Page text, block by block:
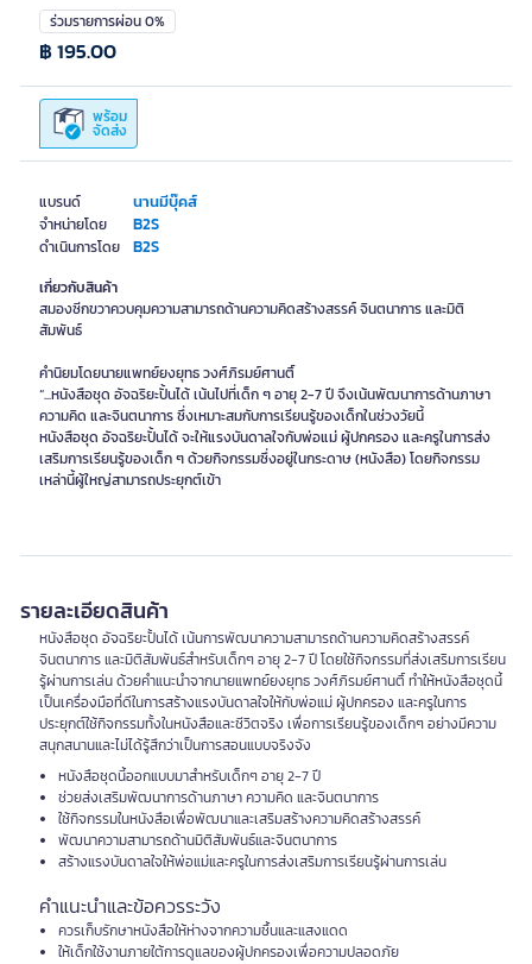
แบรนด์ นานมีบุ๊คส์
จำหน่ายโดย B2S
ดำเนินการโดย B2S
ร่วมรายการผ่อน 0%
พร้อม
จัดส่ง
฿ 195.00
เกี่ยวกับสินค้า
สมองซีกขวาควบคุมความสามารถด้านความคิดสร้างสรรค์ จินตนาการ และมิติ
สัมพันธ์
คำนิยมโดยนายแพทย์ยงยุทธ วงศ์ภิรมย์ศานติ์
“...หนังสือชุด อัจฉริยะปั้นได้ เน้นไปที่เด็ก ๆ อายุ 2-7 ปี จึงเน้นพัฒนาการด้านภาษา
ความคิด และจินตนาการ ซึ่งเหมาะสมกับการเรียนรู้ของเด็กในช่วงวัยนี้
หนังสือชุด อัจฉริยะปั้นได้ จะให้แรงบันดาลใจกับพ่อแม่ ผู้ปกครอง และครูในการส่ง
เสริมการเรียนรู้ของเด็ก ๆ ด้วยกิจกรรมซึ่งอยู่ในกระดาษ (หนังสือ) โดยกิจกรรม
เหล่านี้ผู้ใหญ่สามารถประยุกต์เข้า
รายละเอียดสินค้า
หนังสือชุด อัจฉริยะปั้นได้ เน้นการพัฒนาความสามารถด้านความคิดสร้างสรรค์
จินตนาการ และมิติสัมพันธ์สำหรับเด็กๆ อายุ 2-7 ปี โดยใช้กิจกรรมที่ส่งเสริมการเรียน
รู้ผ่านการเล่น ด้วยคำแนะนำจากนายแพทย์ยงยุทธ วงศ์ภิรมย์ศานติ์ ทำให้หนังสือชุดนี้
เป็นเครื่องมือที่ดีในการสร้างแรงบันดาลใจให้กับพ่อแม่ ผู้ปกครอง และครูในการ
ประยุกต์ใช้กิจกรรมทั้งในหนังสือและชีวิตจริง เพื่อการเรียนรู้ของเด็กๆ อย่างมีความ
สนุกสนานและไม่ได้รู้สึกว่าเป็นการสอนแบบจริงจัง
หนังสือชุดนี้ออกแบบมาสำหรับเด็กๆ อายุ 2-7 ปี
ช่วยส่งเสริมพัฒนาการด้านภาษา ความคิด และจินตนาการ
ใช้กิจกรรมในหนังสือเพื่อพัฒนาและเสริมสร้างความคิดสร้างสรรค์
พัฒนาความสามารถด้านมิติสัมพันธ์และจินตนาการ
สร้างแรงบันดาลใจให้พ่อแม่และครูในการส่งเสริมการเรียนรู้ผ่านการเล่น
คำแนะนำและข้อควรระวัง
ควรเก็บรักษาหนังสือให้ห่างจากความชื้นและแสงแดด
ให้เด็กใช้งานภายใต้การดูแลของผู้ปกครองเพื่อความปลอดภัย